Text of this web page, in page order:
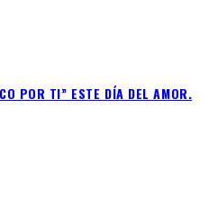
POR TI” ESTE DÍA DEL AMOR.